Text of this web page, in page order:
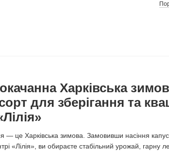
Харківська
для зберігання та
— це Харківська зимова. Замовивши насіння
«Лілія», ви обираєте стабільний урожай, гарну